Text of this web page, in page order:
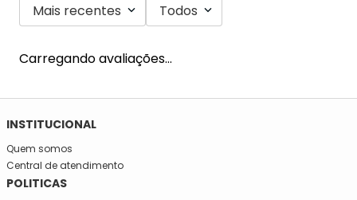
Mais recentes Todos
Carregando avaliações…
INSTITUCIONAL
Quem somos
Central de atendimento
POLITICAS